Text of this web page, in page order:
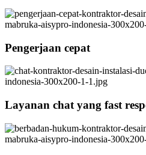
Pengerjaan cepat
Layanan chat yang fast